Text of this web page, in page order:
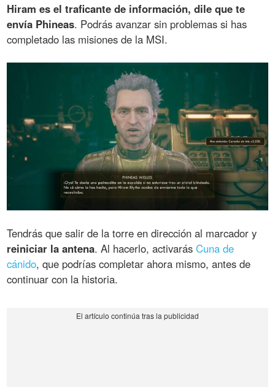
Hiram es el traficante de información, dile que te
envía Phineas. Podrás avanzar sin problemas si has
completado las misiones de la MSI.
Tendrás que salir de la torre en dirección al marcador y
reiniciar la antena. Al hacerlo, activarásCuna de
cánido, que podrías completar ahora mismo, antes de
continuar con la historia.